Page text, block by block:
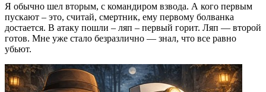
Я обычно шел вторым, с командиром взвода. А кого первым
пускают – это, считай, смертник, ему первому болванка
достается. В атаку пошли – ляп – первый горит. Ляп — второй
готов. Мне уже стало безразлично — знал, что все равно
убьют.